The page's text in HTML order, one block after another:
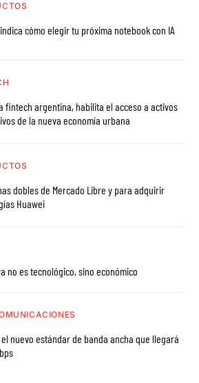
cómo elegir tu próxima notebook con IA
argentina, habilita el acceso a activos
de la nueva economía urbana
dobles de Mercado Libre y para adquirir
Huawei
no es tecnológico, sino económico
el nuevo estándar de banda ancha que llegará